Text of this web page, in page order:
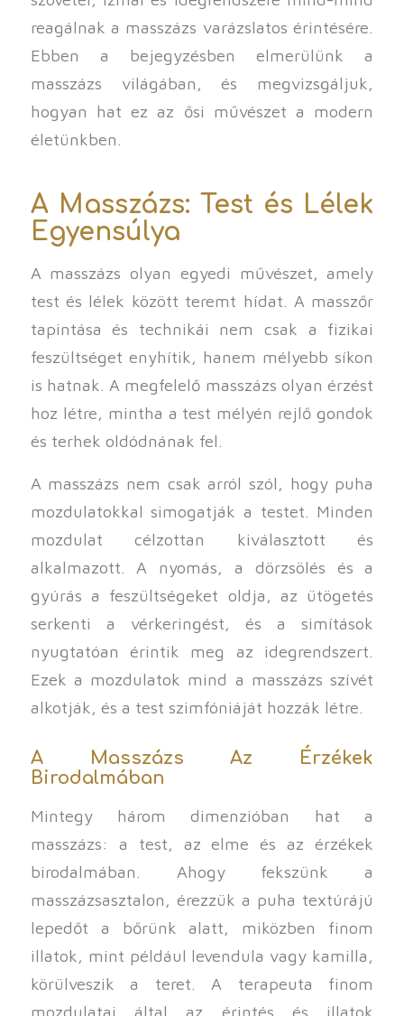
reagálnak a masszázs varázslatos érintésére.
Ebben a bejegyzésben elmerülünk a
masszázs világában, és megvizsgáljuk,
hogyan hat ez az ősi művészet a modern
életünkben.
A Masszázs: Test és Lélek
Egyensúlya
A masszázs olyan egyedi művészet, amely
test és lélek között teremt hídat. A masszőr
tapintása és technikái nem csak a fizikai
feszültséget enyhítik, hanem mélyebb síkon
is hatnak. A megfelelő masszázs olyan érzést
hoz létre, mintha a test mélyén rejlő gondok
és terhek oldódnának fel.
A masszázs nem csak arról szól, hogy puha
mozdulatokkal simogatják a testet. Minden
mozdulat célzottan kiválasztott és
alkalmazott. A nyomás, a dörzsölés és a
gyúrás a feszültségeket oldja, az ütögetés
serkenti a vérkeringést, és a simítások
nyugtatóan érintik meg az idegrendszert.
Ezek a mozdulatok mind a masszázs szívét
alkotják, és a test szimfóniáját hozzák létre.
A Masszázs Az Érzékek
Birodalmában
Mintegy három dimenzióban hat a
masszázs: a test, az elme és az érzékek
birodalmában. Ahogy fekszünk a
masszázsasztalon, érezzük a puha textúrájú
lepedőt a bőrünk alatt, miközben finom
illatok, mint például levendula vagy kamilla,
körülveszik a teret. A terapeuta finom
mozdulatai által az érintés és illatok